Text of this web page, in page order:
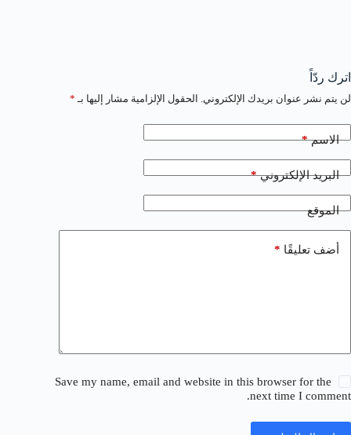
اترك ردّاً
لن يتم نشر عنوان بريدك الإلكتروني. الحقول الإلزامية مشار إليها بـ *
الاسم*
البريد الإلكتروني*
الموقع
أضف تعليقًا *
Save my name, email and website in this browser for the
next time I comment.